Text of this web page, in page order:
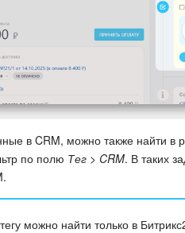
в CRM, можно также найти в
по полю Тег > CRM. В таких
можно найти только в